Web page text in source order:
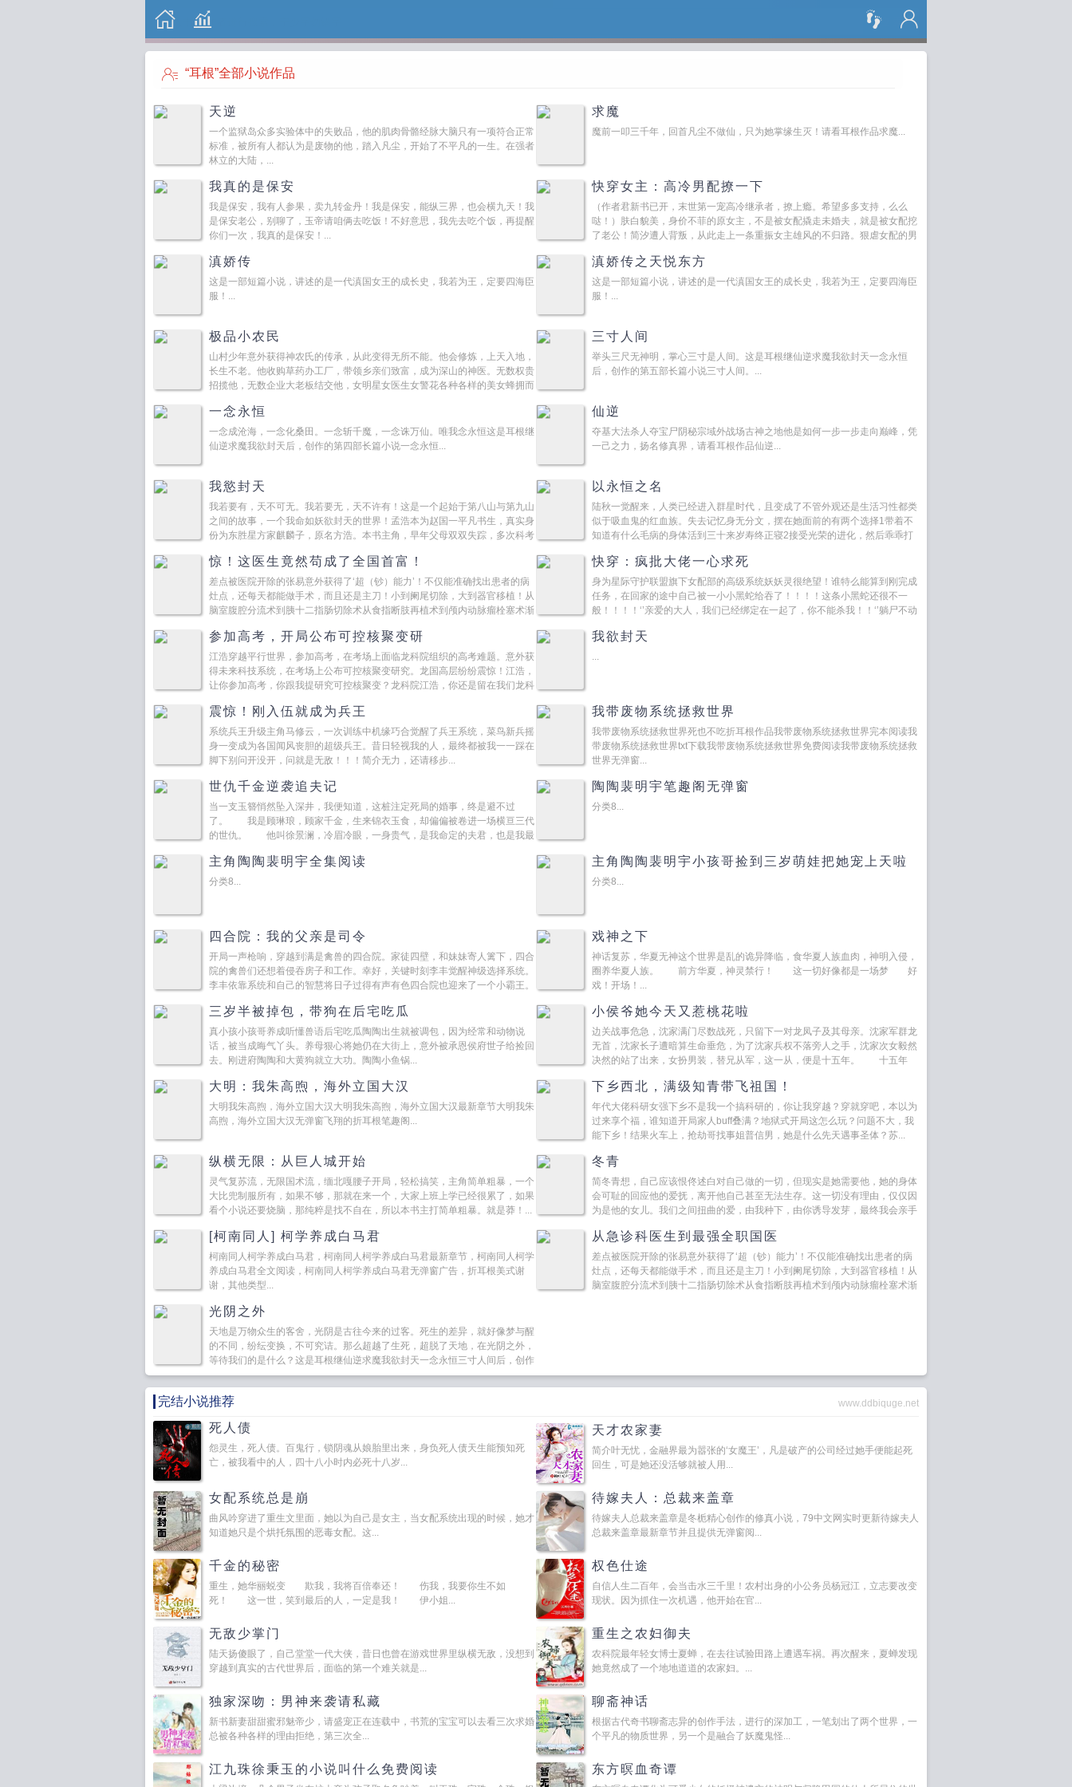
搜 索
“耳根”全部小说作品
天逆
一个监狱岛众多实验体中的失败品，他的肌肉骨骼经脉大脑只有一项符合正常
标准，被所有人都认为是废物的他，踏入凡尘，开始了不平凡的一生。在强者
林立的大陆，...
求魔
魔前一叩三千年，回首凡尘不做仙，只为她掌缘生灭！请看耳根作品求魔...
我真的是保安
我是保安，我有人参果，卖九转金丹！我是保安，能纵三界，也会横九天！我
是保安老公，别聊了，玉帝请咱俩去吃饭！不好意思，我先去吃个饭，再提醒
你们一次，我真的是保安！...
快穿女主：高冷男配撩一下
（作者君新书已开，末世第一宠高冷继承者，撩上瘾。希望多多支持，么么
哒！）肤白貌美，身价不菲的原女主，不是被女配撬走未婚夫，就是被女配挖
了老公！简汐遭人背叛，从此走上一条重振女主雄风的不归路。狠虐女配的男
滇娇传
这是一部短篇小说，讲述的是一代滇国女王的成长史，我若为王，定要四海臣
服！...
滇娇传之天悦东方
这是一部短篇小说，讲述的是一代滇国女王的成长史，我若为王，定要四海臣
服！...
极品小农民
山村少年意外获得神农氏的传承，从此变得无所不能。他会修炼，上天入地，
长生不老。他收购草药办工厂，带领乡亲们致富，成为深山的神医。无数权贵
招揽他，无数企业大老板结交他，女明星女医生女警花各种各样的美女蜂拥而
三寸人间
举头三尺无神明，掌心三寸是人间。这是耳根继仙逆求魔我欲封天一念永恒
后，创作的第五部长篇小说三寸人间。...
一念永恒
一念成沧海，一念化桑田。一念斩千魔，一念诛万仙。唯我念永恒这是耳根继
仙逆求魔我欲封天后，创作的第四部长篇小说一念永恒...
仙逆
夺基大法杀人夺宝尸阴秘宗域外战场古神之地他是如何一步一步走向巅峰，凭
一己之力，扬名修真界，请看耳根作品仙逆...
我慾封天
我若要有，天不可无。我若要无，天不许有！这是一个起始于第八山与第九山
之间的故事，一个我命如妖欲封天的世界！孟浩本为赵国一平凡书生，真实身
份为东胜星方家麒麟子，原名方浩。本书主角，早年父母双双失踪，多次科考
以永恒之名
陆秋一觉醒来，人类已经进入群星时代，且变成了不管外观还是生活习性都类
似于吸血鬼的红血族。失去记忆身无分文，摆在她面前的有两个选择1带着不
知道有什么毛病的身体活到三十来岁寿终正寝2接受光荣的进化，然后乖乖打
惊！这医生竟然苟成了全国首富！
差点被医院开除的张易意外获得了‘超（钞）能力’！不仅能准确找出患者的病
灶点，还每天都能做手术，而且还是主刀！小到阑尾切除，大到器官移植！从
脑室腹腔分流术到胰十二指肠切除术从食指断肢再植术到颅内动脉瘤栓塞术渐
快穿：疯批大佬一心求死
身为星际守护联盟旗下女配部的高级系统妖妖灵很绝望！谁特么能算到刚完成
任务，在回家的途中自己被一小小黑蛇给吞了！！！！这条小黑蛇还很不一
般！！！！‘’亲爱的大人，我们已经绑定在一起了，你不能杀我！！‘’躺尸不动
参加高考，开局公布可控核聚变研
江浩穿越平行世界，参加高考，在考场上面临龙科院组织的高考难题。意外获
得未来科技系统，在考场上公布可控核聚变研究。龙国高层纷纷震惊！江浩，
让你参加高考，你跟我提研究可控核聚变？龙科院江浩，你还是留在我们龙科
我欲封天
...
震惊！刚入伍就成为兵王
系统兵王升级主角马修云，一次训练中机缘巧合觉醒了兵王系统，菜鸟新兵摇
身一变成为各国闻风丧胆的超级兵王。昔日轻视我的人，最终都被我一一踩在
脚下别问开没开，问就是无敌！！！简介无力，还请移步...
我带废物系统拯救世界
我带废物系统拯救世界死也不吃折耳根作品我带废物系统拯救世界完本阅读我
带废物系统拯救世界txt下载我带废物系统拯救世界免费阅读我带废物系统拯救
世界无弹窗...
世仇千金逆袭追夫记
当一支玉簪悄然坠入深井，我便知道，这桩注定死局的婚事，终是避不过
了。 我是顾琳琅，顾家千金，生来锦衣玉食，却偏偏被卷进一场横亘三代
的世仇。 他叫徐景澜，冷眉冷眼，一身贵气，是我命定的夫君，也是我最
陶陶裴明宇笔趣阁无弹窗
分类8...
主角陶陶裴明宇全集阅读
分类8...
主角陶陶裴明宇小孩哥捡到三岁萌娃把她宠上天啦
分类8...
四合院：我的父亲是司令
开局一声枪响，穿越到满是禽兽的四合院。家徒四壁，和妹妹寄人篱下，四合
院的禽兽们还想着侵吞房子和工作。幸好，关键时刻李丰觉醒神级选择系统。
李丰依靠系统和自己的智慧将日子过得有声有色四合院也迎来了一个小霸王。
戏神之下
神话复苏，华夏无神这个世界是乱的诡异降临，食华夏人族血肉，神明入侵，
圈养华夏人族。 前方华夏，神灵禁行！ 这一切好像都是一场梦 好
戏！开场！...
三岁半被掉包，带狗在后宅吃瓜
真小孩小孩哥养成听懂兽语后宅吃瓜陶陶出生就被调包，因为经常和动物说
话，被当成晦气丫头。养母狠心将她仍在大街上，意外被承恩侯府世子给捡回
去。刚进府陶陶和大黄狗就立大功。陶陶小鱼锅...
小侯爷她今天又惹桃花啦
边关战事危急，沈家满门尽数战死，只留下一对龙凤子及其母亲。沈家军群龙
无首，沈家长子遭暗算生命垂危，为了沈家兵权不落旁人之手，沈家次女毅然
决然的站了出来，女扮男装，替兄从军，这一从，便是十五年。 十五年
大明：我朱高煦，海外立国大汉
大明我朱高煦，海外立国大汉大明我朱高煦，海外立国大汉最新章节大明我朱
高煦，海外立国大汉无弹窗飞翔的折耳根笔趣阁...
下乡西北，满级知青带飞祖国！
年代大佬科研女强下乡不是我一个搞科研的，你让我穿越？穿就穿吧，本以为
过来享个福，谁知道开局家人buff叠满？地狱式开局这怎么玩？问题不大，我
能下乡！结果火车上，抢劫哥找事姐普信男，她是什么先天遇事圣体？苏...
纵横无限：从巨人城开始
灵气复苏流，无限国术流，缅北嘎腰子开局，轻松搞笑，主角简单粗暴，一个
大比兜制服所有，如果不够，那就在来一个，大家上班上学已经很累了，如果
看个小说还要烧脑，那纯粹是找不自在，所以本书主打简单粗暴。就是莽！...
冬青
简冬青想，自己应该恨佟述白对自己做的一切，但现实是她需要他，她的身体
会可耻的回应他的爱抚，离开他自己甚至无法生存。这一切没有理由，仅仅因
为是他的女儿。我们之间扭曲的爱，由我种下，由你诱导发芽，最终我会亲手
[柯南同人] 柯学养成白马君
柯南同人柯学养成白马君，柯南同人柯学养成白马君最新章节，柯南同人柯学
养成白马君全文阅读，柯南同人柯学养成白马君无弹窗广告，折耳根美式谢
谢，其他类型...
从急诊科医生到最强全职国医
差点被医院开除的张易意外获得了‘超（钞）能力’！不仅能准确找出患者的病
灶点，还每天都能做手术，而且还是主刀！小到阑尾切除，大到器官移植！从
脑室腹腔分流术到胰十二指肠切除术从食指断肢再植术到颅内动脉瘤栓塞术渐
光阴之外
天地是万物众生的客舍，光阴是古往今来的过客。死生的差异，就好像梦与醒
的不同，纷纭变换，不可究诘。那么超越了生死，超脱了天地，在光阴之外，
等待我们的是什么？这是耳根继仙逆求魔我欲封天一念永恒三寸人间后，创作
的第六部...
完结小说推荐 www.ddbiquge.net
死人债
怨灵生，死人债。百鬼行，锁阴魂从娘胎里出来，身负死人债天生能预知死
亡，被我看中的人，四十八小时内必死十八岁...
天才农家妻
简介叶无忧，金融界最为嚣张的‘女魔王’，凡是破产的公司经过她手便能起死
回生，可是她还没活够就被人用...
女配系统总是崩
曲风吟穿进了重生文里面，她以为自己是女主，当女配系统出现的时候，她才
知道她只是个烘托氛围的恶毒女配。这...
待嫁夫人：总裁来盖章
待嫁夫人总裁来盖章是冬栀精心创作的修真小说，79中文网实时更新待嫁夫人
总裁来盖章最新章节并且提供无弹窗阅...
千金的秘密
重生，她华丽蜕变 欺我，我将百倍奉还！ 伤我，我要你生不如
死！ 这一世，笑到最后的人，一定是我！ 伊小姐...
权色仕途
自信人生二百年，会当击水三千里！农村出身的小公务员杨冠江，立志要改变
现状。因为抓住一次机遇，他开始在官...
无敌少掌门
陆天扬傻眼了，自己堂堂一代大侠，昔日也曾在游戏世界里纵横无敌，没想到
穿越到真实的古代世界后，面临的第一个难关就是...
重生之农妇御夫
农科院最年轻女博士夏蝉，在去往试验田路上遭遇车祸。再次醒来，夏蝉发现
她竟然成了一个地地道道的农家妇。...
独家深吻：男神来袭请私藏
新书新妻甜甜蜜邪魅帝少，请盛宠正在连载中，书荒的宝宝可以去看三次求婚
总被各种各样的理由拒绝，第三次全...
聊斋神话
根据古代奇书聊斋志异的创作手法，进行的深加工，一笔划出了两个世界，一
个平凡的物质世界，另一个是融合了妖魔鬼怪...
江九珠徐秉玉的小说叫什么免费阅读 东方暝血奇谭